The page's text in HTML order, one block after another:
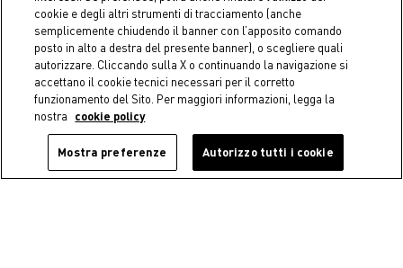
Recesso facile e gratuito
Recesso con corriere e in negozio sempre
gratuito.
Pagamenti sicuri
cookie e degli altri strumenti di tracciamento (anche
semplicemente chiudendo il banner con l’apposito comando
posto in alto a destra del presente banner), o scegliere quali
autorizzare. Cliccando sulla X o continuando la navigazione si
accettano il cookie tecnici necessari per il corretto
funzionamento del Sito. Per maggiori informazioni, legga la
nostra
cookie policy
Mostra preferenze Autorizzo tutti i cookie